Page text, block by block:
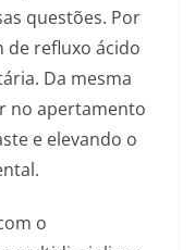
questões. Por
de refluxo ácido
Da mesma
no apertamento
e elevando o
o